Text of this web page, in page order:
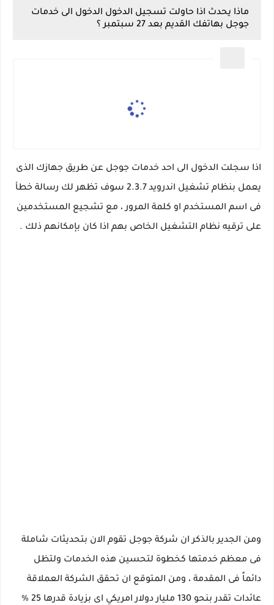
ماذا يحدث اذا حاولت تسجيل الدخول الدخول الى خدمات
جوجل بهاتفك القديم بعد 27 سبتمبر ؟
اذا سجلت الدخول الى احد خدمات جوجل عن طريق جهازك الذى
يعمل بنظام تشغيل اندرويد 2.3.7 سوف تظهر لك رسالة خطأ
فى اسم المستخدم او كلمة المرور ، مع تشجيع المستخدمين
على ترقيه نظام التشغيل الخاص بهم اذا كان بإمكانهم ذلك .
ومن الجدير بالذكر ان شركة جوجل تقوم الان بتحديثات شاملة
فى معظم خدمتها كخطوة لتحسين هذه الخدمات ولتظل
دائماً فى المقدمة ، ومن المتوقع ان تحقق الشركة العملاقة
عائدات تقدر بنحو 130 مليار دولار امريكي اى بزيادة قدرها 25 %